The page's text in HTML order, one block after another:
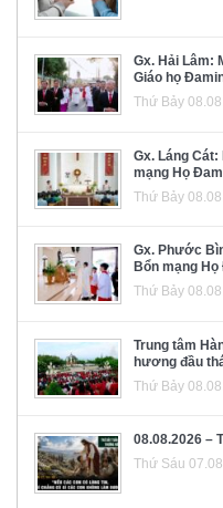
Gx. Hải Lâm:
Giáo họ
Thứ Bảy
Gx. Láng
mạng Họ
Thứ Bảy
Gx. Phước
Bổn mạng
Thứ Bảy
Trung tâm
hương đầu
Thứ Bảy
08.08.2026 –
Thứ Sáu